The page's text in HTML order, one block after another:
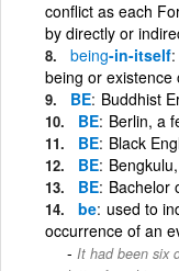
conflict as each
by directly or
being-in-itself
being or existence
BE Buddhist
BE Berlin, a
BE Black
BE
BE Bachelor
be used to
occurrence of an
It had been six